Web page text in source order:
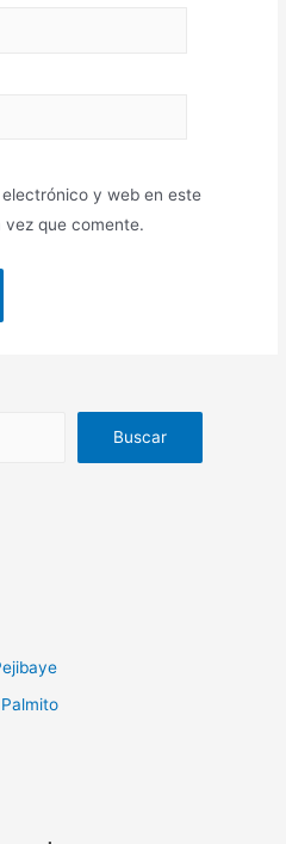
y web en este
vez que comente.
Buscar